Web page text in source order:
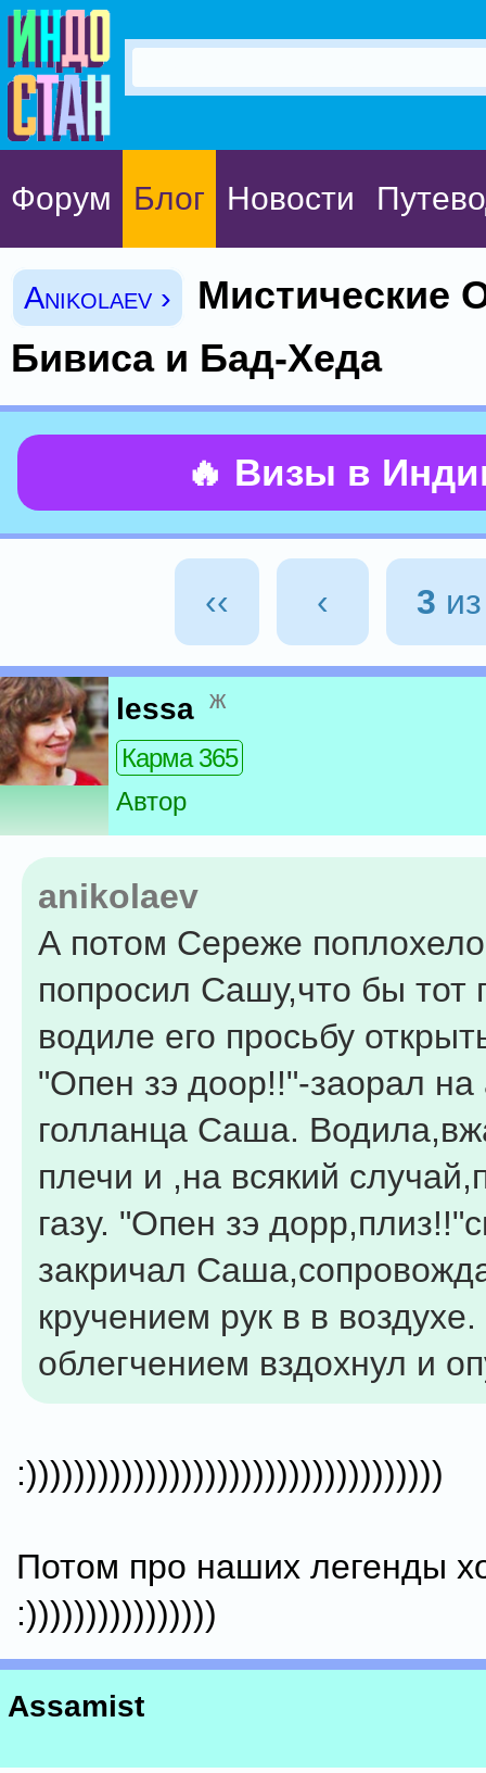
Форум Блог Новости
Anikolaev ›
Мистические
Бивиса и Бад-Хеда
🔥 Визы в
‹‹ ‹ 3
lessa ж
Карма 365
Автор
anikolaev
А потом Сереже
попросил Сашу,что бы тот
водиле его просьбу
"Опен зэ доор!!"-заорал
голланца Саша.
плечи и ,на всякий
газу. "Опен зэ
закричал
кручением рук в в
облегчением вздохнул и
:)))))))))))))))))))))))))))))))))))
Потом про наших легенды
:))))))))))))))))
Assamist